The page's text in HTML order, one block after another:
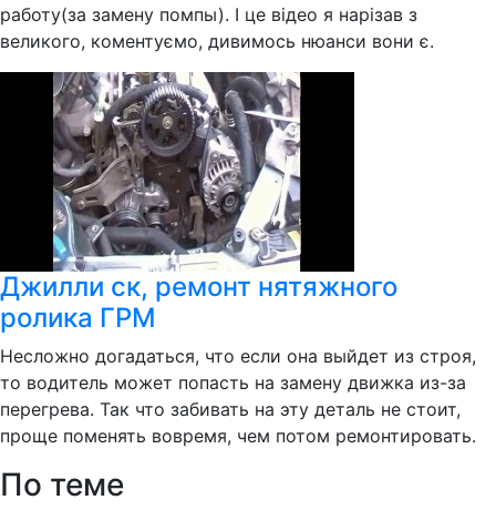
работу(за замену помпы). І це відео я нарізав з
великого, коментуємо, дивимось нюанси вони є.
Джилли ск, ремонт нятяжного
ролика ГРМ
Несложно догадаться, что если она выйдет из строя,
то водитель может попасть на замену движка из-за
перегрева. Так что забивать на эту деталь не стоит,
проще поменять вовремя, чем потом ремонтировать.
По теме